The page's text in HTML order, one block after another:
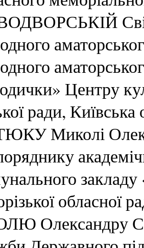
Центру
ради, Київська
Миколі
закладу
обласної
Олександру